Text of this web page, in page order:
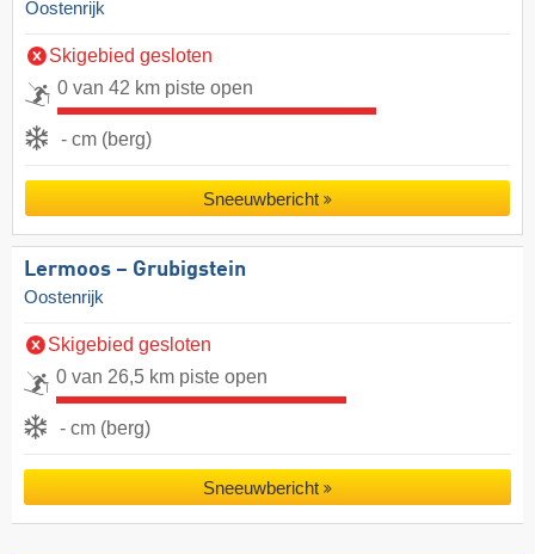
Oostenrijk
Skigebied gesloten
0 van 42 km piste open
- cm (berg)
Sneeuwbericht
Lermoos – Grubigstein
Oostenrijk
Skigebied gesloten
0 van 26,5 km piste open
- cm (berg)
Sneeuwbericht